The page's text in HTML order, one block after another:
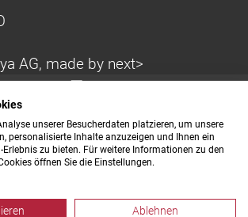
AG, made by next>
unserer Besucherdaten platzieren, um unsere
personalisierte Inhalte anzuzeigen und Ihnen ein
zu bieten. Für weitere Informationen zu den
öffnen Sie die Einstellungen.
Ablehnen